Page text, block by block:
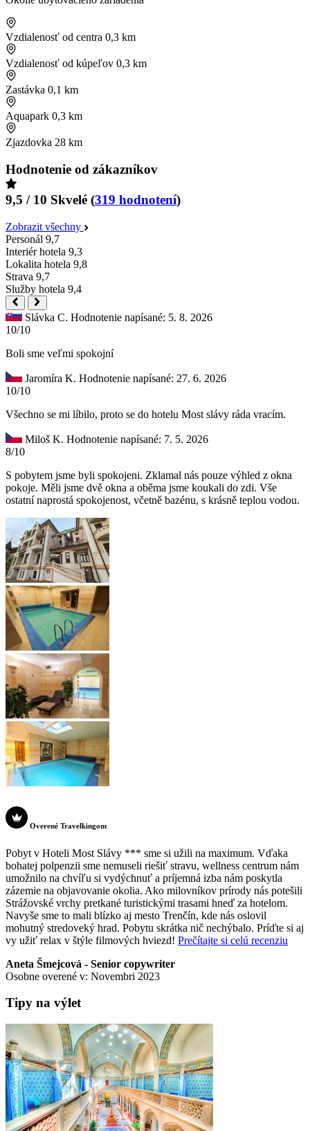
Vzdialenosť od centra 0,3 km
Vzdialenosť od kúpeľov 0,3 km
Zastávka 0,1 km
Aquapark 0,3 km
Zjazdovka 28 km
Hodnotenie od zákazníkov
9,5 / 10 Skvelé (319 hodnotení)
Zobrazit všechny
Personál 9,7
Interiér hotela 9,3
Lokalita hotela 9,8
Strava 9,7
Služby hotela 9,4
Slávka C. Hodnotenie napísané: 5. 8. 2026
10/10
Boli sme veľmi spokojní
Jaromíra K. Hodnotenie napísané: 27. 6. 2026
10/10
Všechno se mi líbilo, proto se do hotelu Most slávy ráda vracím.
Miloš K. Hodnotenie napísané: 7. 5. 2026
8/10
S pobytem jsme byli spokojeni. Zklamal nás pouze výhled z okna
pokoje. Měli jsme dvě okna a oběma jsme koukali do zdi. Vše
ostatní naprostá spokojenost, včetně bazénu, s krásně teplou vodou.
Overené Travelkingom
Pobyt v Hoteli Most Slávy *** sme si užili na maximum. Vďaka
bohatej polpenzii sme nemuseli riešiť stravu, wellness centrum nám
umožnilo na chvíľu si vydýchnuť a príjemná izba nám poskytla
zázemie na objavovanie okolia. Ako milovníkov prírody nás potešili
Strážovské vrchy pretkané turistickými trasami hneď za hotelom.
Navyše sme to mali blízko aj mesto Trenčín, kde nás oslovil
mohutný stredoveký hrad. Pobytu skrátka nič nechýbalo. Príďte si aj
vy užiť relax v štýle filmových hviezd! Prečítajte si celú recenziu
Aneta Šmejcová - Senior copywriter
Osobne overené v: Novembri 2023
Tipy na výlet